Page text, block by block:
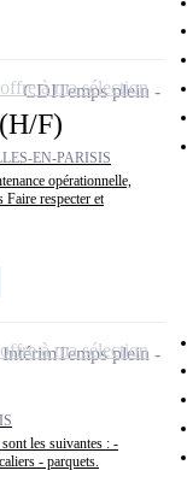
F)
EN-PARISIS
opérationnelle,
Faire respecter et
CDITemps plein
à ma sélection
les suivantes : -
- parquets.
IntérimTemps plein
à ma sélection